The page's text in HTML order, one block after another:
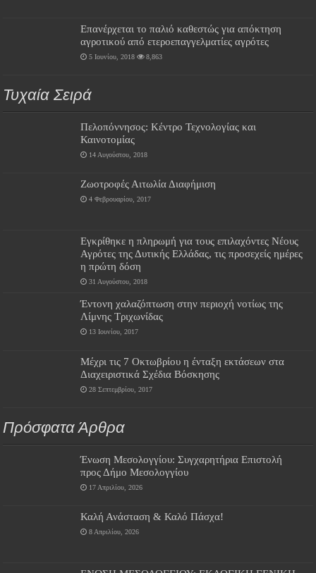
Επανέρχεται το παλιό καθεστώς για απόκτηση
αγροτικού από ετεροεπαγγελματίες αγρότες
5 Ιουνίου, 2018 8,863
Τυχαία Σειρά
Πελοπόννησος: Κέντρο Τεχνολογίας και
Καινοτομίας
14 Αυγούστου, 2018
Ζωοτροφές Αιτωλία Διαφήμιση
4 Φεβρουαρίου, 2017
Εγκρίθηκε η πληρωμή για τους επιλαχόντες Νέους
Αγρότες της Δυτικής Ελλάδας, τις προσεχείς ημέρες
η πρώτη δόση
31 Αυγούστου, 2018
Έντονη χαλαζόπτωση στην περιοχή νοτίως της
Λίμνης Τριχωνίδας
13 Ιουνίου, 2017
Μέχρι τις 7 Οκτωβρίου η ένταξη εκτάσεων στα
Διαχειριστικά Σχέδια Βόσκησης
28 Σεπτεμβρίου, 2017
Πρόσφατα Άρθρα
Ένωση Μεσολογγίου: Συγχαρητήρια Επιστολή
προς Δήμο Μεσολογγίου
17 Απριλίου, 2026
Καλή Ανάσταση & Καλό Πάσχα!
8 Απριλίου, 2026